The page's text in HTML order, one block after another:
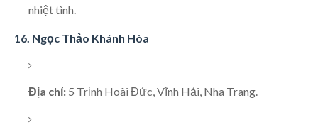
nhiệt tình.
16. Ngọc Thảo Khánh Hòa
Địa chỉ: 5 Trịnh Hoài Đức, Vĩnh Hải, Nha Trang.